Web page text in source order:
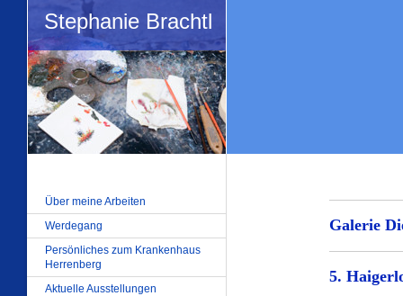
Stephanie Brachtl
Galerie
5.
Über meine Arbeiten
Werdegang
Persönliches zum Krankenhaus
Herrenberg
Aktuelle Ausstellungen